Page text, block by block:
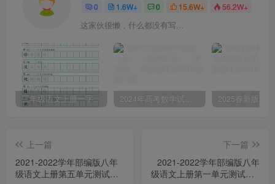
0 1.6W+ 0 15.6W+ 56.2W+
这家伙很懒，什么都没有写...
三年级语文上册一字三描红写字表字帖 2024年高考数学试卷（文）（全国甲卷）（空白卷）
上一篇
2021-2022学年部编版八年
级语文上册第五单元测试卷B
下一篇
2021-2022学年部编版八年
级语文上册第一单元测试卷A